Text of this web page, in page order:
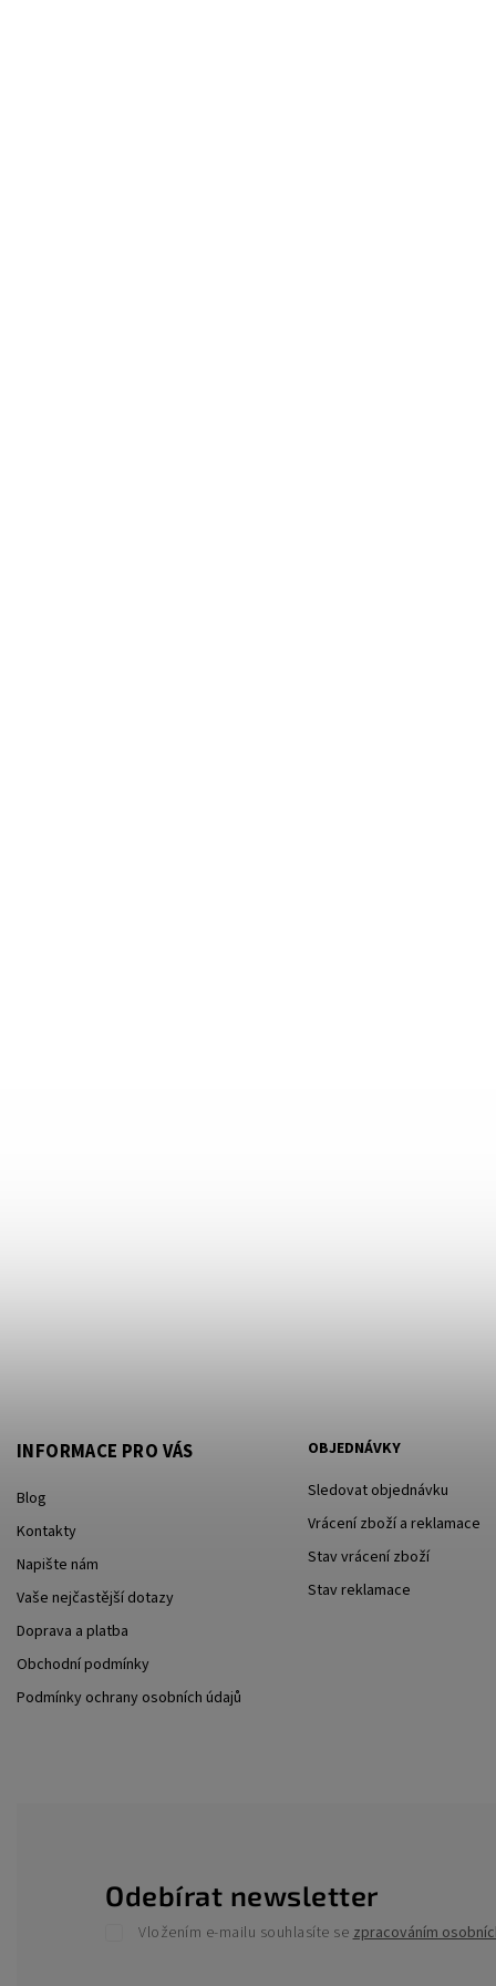
INFORMACE PRO VÁS
Blog
Kontakty
Napište nám
Vaše nejčastější dotazy
Doprava a platba
Obchodní podmínky
Podmínky ochrany osobních údajů
OBJEDNÁVKY
Sledovat objednávku
Vrácení zboží a reklamace
Stav vrácení zboží
Stav reklamace
Odebírat newsletter
Vložením e-mailu souhlasíte sezpracováním